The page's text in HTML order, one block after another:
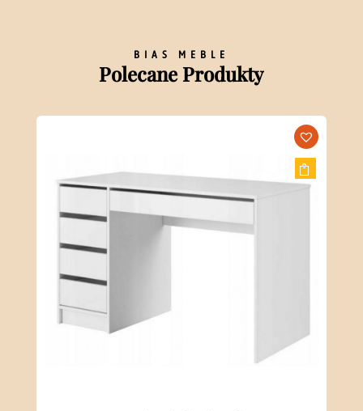
BIAS MEBLE
Polecane Produkty